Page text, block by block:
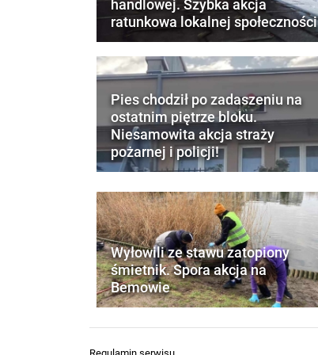
handlowej. Szybka akcja
ratunkowa lokalnej społeczności
Pies chodził po zadaszeniu na
ostatnim piętrze bloku.
Niesamowita akcja straży
pożarnej i policji!
Wyłowili ze stawu zatopiony
śmietnik. Spora akcja na
Bemowie